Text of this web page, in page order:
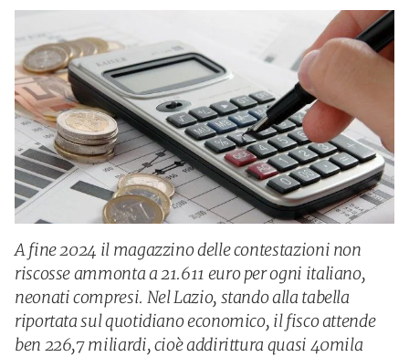
A fine 2024 il magazzino delle contestazioni non
riscosse ammonta a 21.611 euro per ogni italiano,
neonati compresi. Nel Lazio, stando alla tabella
riportata sul quotidiano economico, il fisco attende
ben 226,7 miliardi, cioè addirittura quasi 40mila